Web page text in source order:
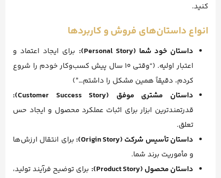
کنید.
انواع داستان‌های فروش و کاربردها
داستان خود شما (Personal Story):
برای ایجاد اعتماد و
اعتبار اولیه. (“وقتی ۱۰ سال پیش کسب‌وکار خودم را شروع
کردم، دقیقاً همین مشکل را داشتم…”)
داستان مشتری موفق (Customer Success Story):
قدرتمندترین ابزار برای اثبات عملکرد محصول و ایجاد حس
تعلق.
داستان تأسیس شرکت (Origin Story):
برای انتقال ارزش‌ها
و مأموریت برند شما.
داستان محصول (Product Story):
برای توضیح فرآیند تولید،